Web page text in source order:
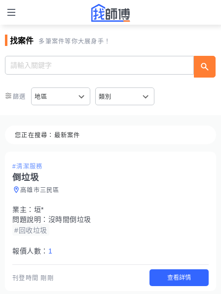
找案件 多筆案件等你大展身手！
篩選 地區 類別
您正在搜尋： 最新案件
#清潔服務
倒垃圾
高雄市三民區
業主： 垣*
問題說明： 沒時間倒垃圾
#回收垃圾
報價人數： 1
刊登時間 剛剛 查看詳情